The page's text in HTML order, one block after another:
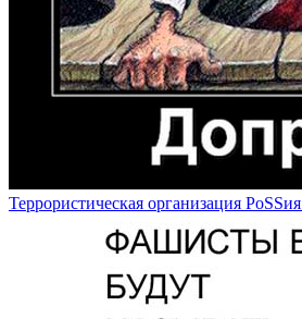
Террористическая организация РоSSия